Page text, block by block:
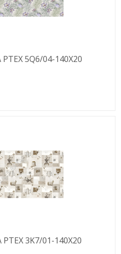
5Q6/04-140X20
3K7/01-140X20